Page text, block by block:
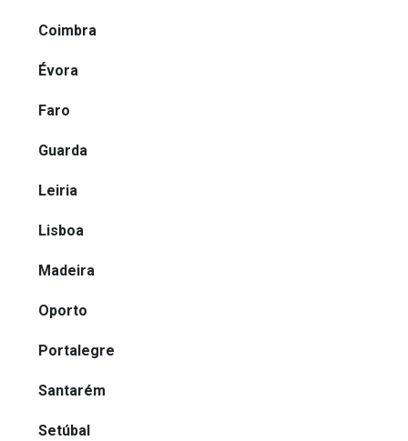
Coimbra
Évora
Faro
Guarda
Leiria
Lisboa
Madeira
Oporto
Portalegre
Santarém
Setúbal